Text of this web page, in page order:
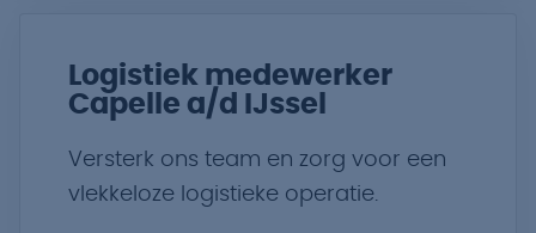
Logistiek medewerker
Capelle a/d IJssel
Versterk ons team en zorg voor een
vlekkeloze logistieke operatie.